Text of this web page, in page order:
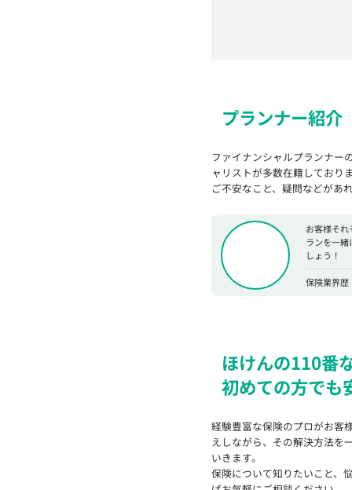
プランナー紹介
ファイナンシャルプランナー
ャリストが多数在籍しており
ご不安なこと、疑問などがあ
お客様それ
ランを一緒
しょう！
保険業界歴
ほけんの110番
初めての方でも
経験豊富な保険のプロがお客
えしながら、その解決方法を
いきます。
保険について知りたいこと、